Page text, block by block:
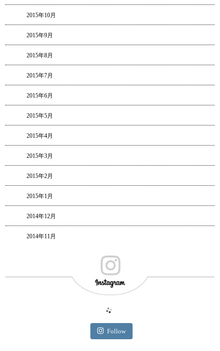
2015年10月
2015年9月
2015年8月
2015年7月
2015年6月
2015年5月
2015年4月
2015年3月
2015年2月
2015年1月
2014年12月
2014年11月
Follow